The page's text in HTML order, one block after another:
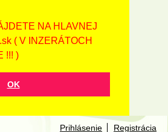
NA HLAVNEJ
( V INZERÁTOCH
!!! )
OK
Prihlásenie Registrácia